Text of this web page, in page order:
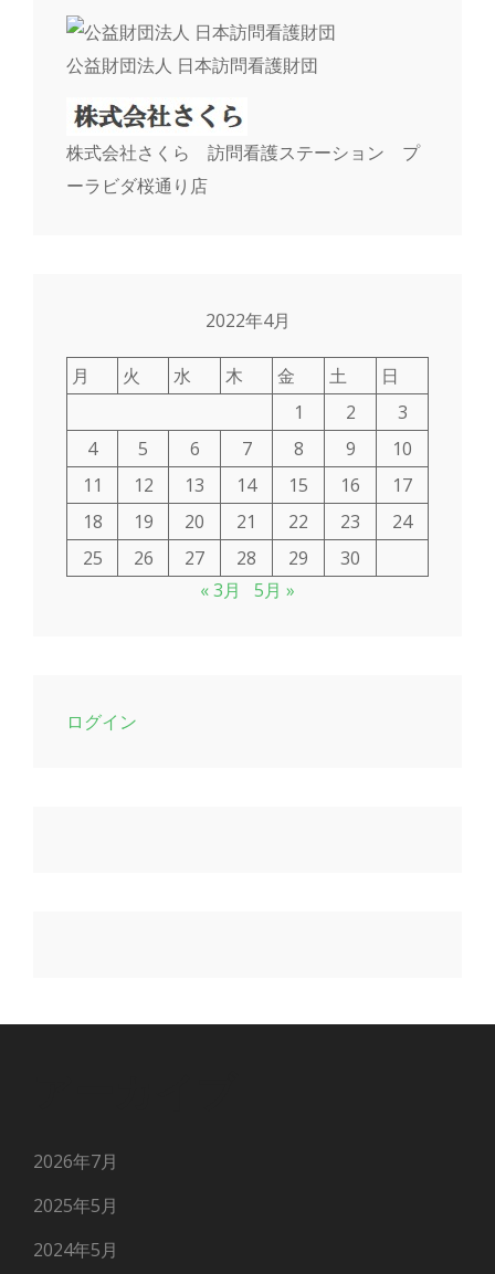
公益財団法人 日本訪問看護財団
株式会社さくら 訪問看護ステーション プ
ーラビダ桜通り店
2022年4月
月 火 水 木 金 土
日
1
2
3
4
5 6 7 8 9
10
11
12 13 14 15 16
17
18
19 20 21 22 23
24
25
26 27 28 29
30
« 3月
5月 »
ログイン
2026年7月
2025年5月
2024年5月